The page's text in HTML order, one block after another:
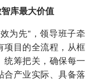
库最大价值
先”，领导班子牵
项目的全流程，从框
统筹把关，确保每一
合产业实际、具备落